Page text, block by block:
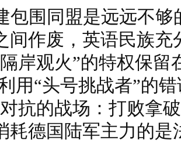
包围同盟是远远不
间作废，英语民族
岸观火”的特权保留
用“头号挑战者”的
抗的战场：打败拿
耗德国陆军主力的是